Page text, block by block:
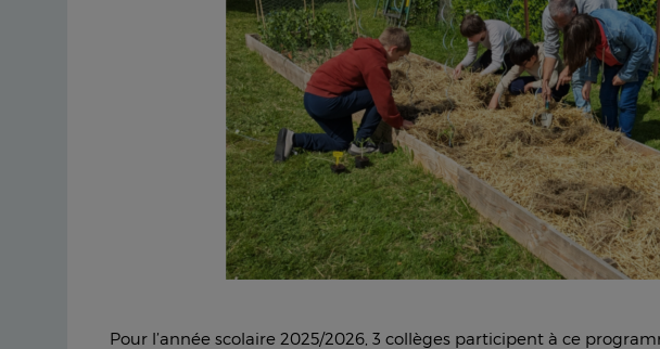
Pour l’année scolaire 2025/2026, 3 collèges participent à ce